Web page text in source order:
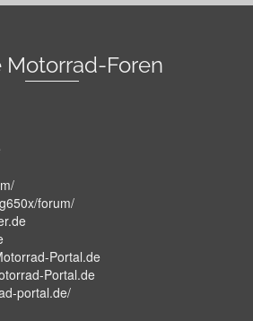
Motorrad-Foren
forum/
Portal.de
Portal.de
portal.de/